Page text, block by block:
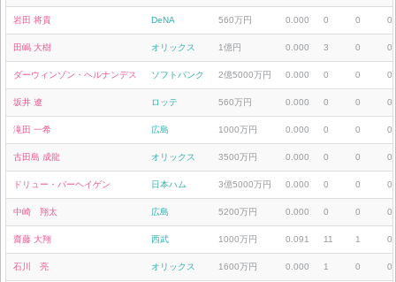
岩田 将貴 DeNA 560万円 0.000 0 0 0
田嶋 大樹 オリックス 1億円 0.000 3 0 0
ダーウィンゾン・ヘルナンデス ソフトバンク 2億5000万円 0.000 0 0 0
坂井 遼 ロッテ 560万円 0.000 0 0 0
滝田 一希 広島 1000万円 0.000 0 0 0
古田島 成龍 オリックス 3500万円 0.000 0 0 0
ドリュー・バーヘイゲン 日本ハム 3億5000万円 0.000 0 0 0
中崎 翔太 広島 5200万円 0.000 0 0 0
齋藤 大翔 西武 1000万円 0.091 11 1 0
石川 亮 オリックス 1600万円 0.000 1 0 0